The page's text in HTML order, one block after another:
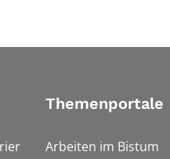
Themenportale
Arbeiten im Bistum